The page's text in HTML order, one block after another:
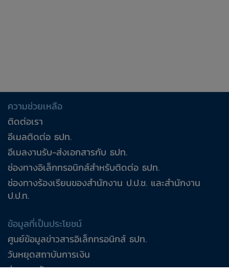
ธนาคารแห่งประเทศไทย (ธปท.) ได้ปรับปรุง
“หนี้ครัวเรือน” ให้มีความครอบคลุมเพิ่มมากขึ้นเพื่
มีการปรับปรุงด้านขอบเขตของผู้ให้กู้ จากเดิมที่คร
ไม่รับฝากเงิน ได้เพิ่มความครอบคลุมไปถึงกลุ่มผู้ใ
สถิติเงินให้กู้ยืมแก่ภาคครัวเรือนที่ปรับปรุงแล้
การปรับปรุงครั้งนี้ ทำให้ยอดคงค้างของเงินให้กู้ยื
การปรับปรุง โดยเป็นการกู้ยืมเพื่อซื้อที่อยู่อาศัยเป็
1. บทนำ
หนี้ครัวเรือนเป็นตัวชี้วัดทางเศรษฐกิจที่สำคัญตั
ความช่วยเหลือ
ติดต่อเรา
อีเมลติดต่อ ธปท.
อีเมลงานรับ-ส่งเอกสารกับ ธปท.
ช่องทางอิเล็กทรอนิกส์สำหรับติดต่อ ธปท.
ช่องทางร้องเรียนของสำนักงาน ป.ป.ช. และสำนักงาน
ป.ป.ท.
ข้อมูลที่เป็นประโยชน์
ศูนย์ข้อมูลข่าวสารอิเล็กทรอนิกส์ ธปท.
วันหยุดสถาบันการเงิน
ร่วมงานกับเรา